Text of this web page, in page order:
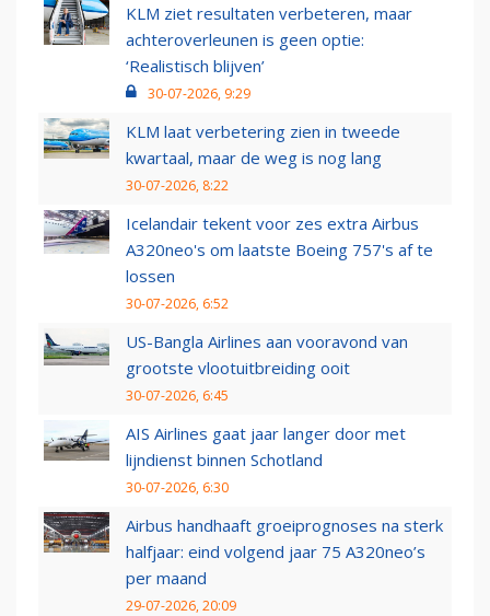
KLM ziet resultaten verbeteren, maar
achteroverleunen is geen optie:
‘Realistisch blijven’
30-07-2026, 9:29
KLM laat verbetering zien in tweede
kwartaal, maar de weg is nog lang
30-07-2026, 8:22
Icelandair tekent voor zes extra Airbus
A320neo's om laatste Boeing 757's af te
lossen
30-07-2026, 6:52
US-Bangla Airlines aan vooravond van
grootste vlootuitbreiding ooit
30-07-2026, 6:45
AIS Airlines gaat jaar langer door met
lijndienst binnen Schotland
30-07-2026, 6:30
Airbus handhaaft groeiprognoses na sterk
halfjaar: eind volgend jaar 75 A320neo’s
per maand
29-07-2026, 20:09